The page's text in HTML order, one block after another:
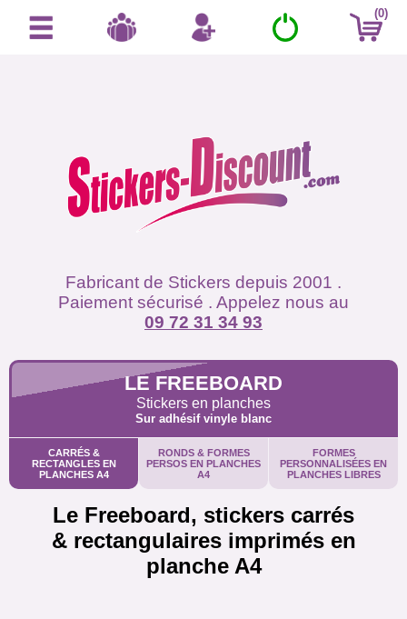
(0)
Fabricant de Stickers depuis 2001 .
Paiement sécurisé . Appelez nous au
09 72 31 34 93
LE FREEBOARD
Stickers en planches
Sur adhésif vinyle blanc
CARRÉS &
RECTANGLES EN
PLANCHES A4
RONDS & FORMES
PERSOS EN PLANCHES
A4
FORMES
PERSONNALISÉES EN
PLANCHES LIBRES
Le Freeboard, stickers carrés
& rectangulaires imprimés en
planche A4